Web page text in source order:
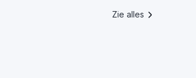
Zie alles